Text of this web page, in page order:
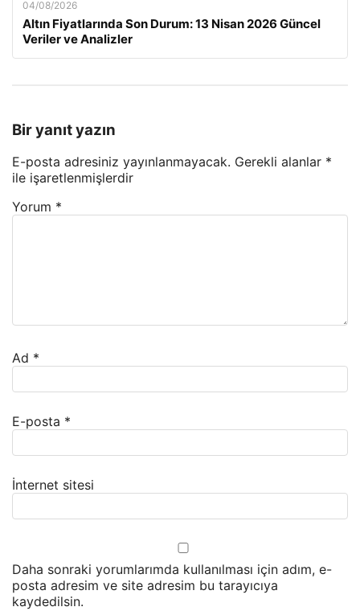
04/08/2026
Altın Fiyatlarında Son Durum: 13 Nisan 2026 Güncel
Veriler ve Analizler
Bir yanıt yazın
E-posta adresiniz yayınlanmayacak. Gerekli alanlar *
ile işaretlenmişlerdir
Yorum *
Ad *
E-posta *
İnternet sitesi
Daha sonraki yorumlarımda kullanılması için adım, e-
posta adresim ve site adresim bu tarayıcıya
kaydedilsin.